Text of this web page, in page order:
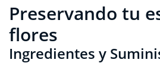
Preservando tu
flores
Ingredientes y